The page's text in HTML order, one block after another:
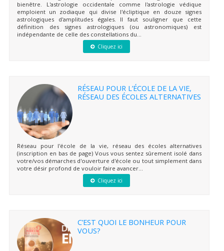
bienêtre. L'astrologie occidentale comme l'astrologie védique
emploient un zodiaque qui divise l'écliptique en douze signes
astrologiques d'amplitudes égales. Il faut souligner que cette
définition des signes astrologiques (ou astronomiques) est
indépendante de celle des constellations du...
Cliquez ici
RÉSEAU POUR L’ÉCOLE DE LA VIE,
RÉSEAU DES ÉCOLES ALTERNATIVES
Réseau pour l'école de la vie, réseau des écoles alternatives
(inscription en bas de page) Vous vous sentez sûrement isolé dans
votre/vos démarches d'ouverture d'école ou tout simplement dans
votre désir profond de vouloir faire avancer...
Cliquez ici
C’EST QUOI LE BONHEUR POUR
VOUS?